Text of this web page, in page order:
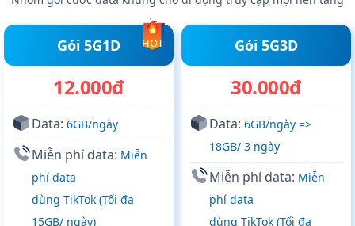
HOT
Gói 5G1D
12.000đ
Data: 6GB/ngày
Miễn phí data: Miễn
phí data
dùng TikTok (Tối đa
15GB/ ngày)
Gói 5G3D
30.000đ
Data: 6GB/ngày =>
18GB/ 3 ngày
Miễn phí data: Miễn
phí data
dùng TikTok (Tối đa